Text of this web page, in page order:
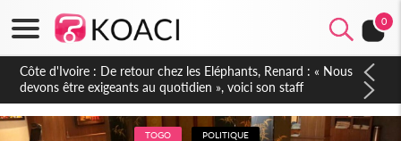
0
Côte d'Ivoire : 66e anniversaire de l'Indépendance, les Forces
de Défense et de Sécurité affichent leur puissance et
réaffirment leur engagement envers la Nation
TOGO POLITIQUE